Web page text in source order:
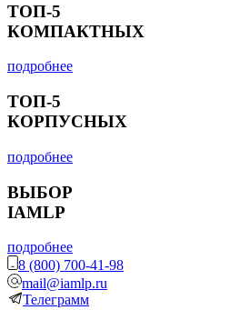
ТОП-5
КОМПАКТНЫХ
подробнее
ТОП-5
КОРПУСНЫХ
подробнее
ВЫБОР
IAMLP
подробнее
8 (800) 700-41-98
mail@iamlp.ru
Телеграмм